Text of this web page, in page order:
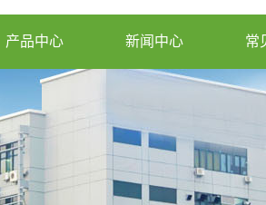
产品中心 新闻中心 常